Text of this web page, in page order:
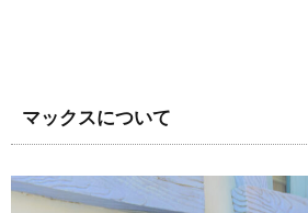
マックスについて